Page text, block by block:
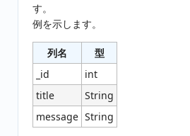
す。
例を示します。
列名
型
_id
int
title
String
message String